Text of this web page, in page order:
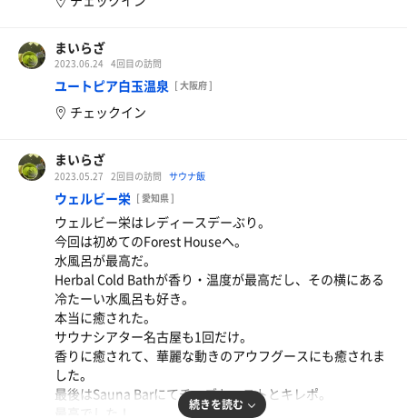
まいらざ
2023.06.24 4回目の訪問
ユートピア白玉温泉 [ 大阪府 ]
チェックイン
まいらざ
2023.05.27 2回目の訪問 サウナ飯
ウェルビー栄 [ 愛知県 ]
ウェルビー栄はレディースデーぶり。
今回は初めてのForest Houseへ。
水風呂が最高だ。
Herbal Cold Bathが香り・温度が最高だし、その横にある
冷たーい水風呂も好き。
本当に癒された。
サウナシアター名古屋も1回だけ。
香りに癒されて、華麗な動きのアウフグースにも癒されま
した。
最後はSauna Barにてチーズトーストとキレポ。
続きを読む